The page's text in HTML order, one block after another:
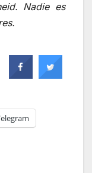
Nadie es